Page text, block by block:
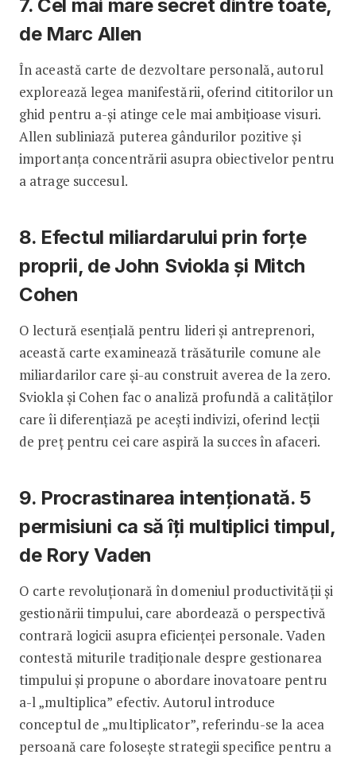
7. Cel mai mare secret dintre toate,
de Marc Allen
În această carte de dezvoltare personală, autorul
explorează legea manifestării, oferind cititorilor un
ghid pentru a-și atinge cele mai ambițioase visuri.
Allen subliniază puterea gândurilor pozitive și
importanța concentrării asupra obiectivelor pentru
a atrage succesul.
8. Efectul miliardarului prin forțe
proprii, de John Sviokla și Mitch
Cohen
O lectură esențială pentru lideri și antreprenori,
această carte examinează trăsăturile comune ale
miliardarilor care și-au construit averea de la zero.
Sviokla și Cohen fac o analiză profundă a calităților
care îi diferențiază pe acești indivizi, oferind lecții
de preț pentru cei care aspiră la succes în afaceri.
9. Procrastinarea intenționată. 5
permisiuni ca să îți multiplici timpul,
de Rory Vaden
O carte revoluționară în domeniul productivității și
gestionării timpului, care abordează o perspectivă
contrară logicii asupra eficienței personale. Vaden
contestă miturile tradiționale despre gestionarea
timpului și propune o abordare inovatoare pentru
a-l „multiplica” efectiv. Autorul introduce
conceptul de „multiplicator”, referindu-se la acea
persoană care folosește strategii specifice pentru a